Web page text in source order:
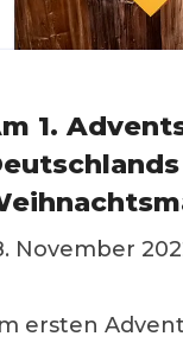
1.
November
ersten